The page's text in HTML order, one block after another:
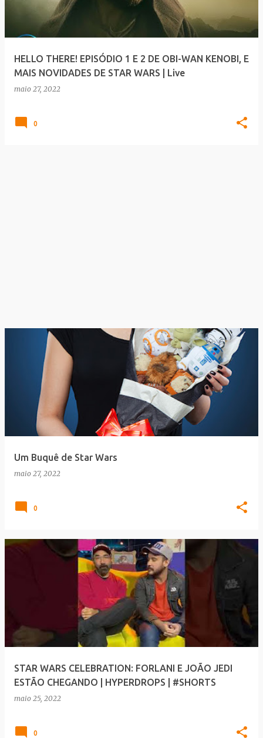
HELLO THERE! EPISÓDIO 1 E 2 DE OBI-WAN KENOBI, E
MAIS NOVIDADES DE STAR WARS | Live
maio 27, 2022
0
Um Buquê de Star Wars
maio 27, 2022
0
STAR WARS CELEBRATION: FORLANI E JOÃO JEDI
ESTÃO CHEGANDO | HYPERDROPS | #SHORTS
maio 25, 2022
0